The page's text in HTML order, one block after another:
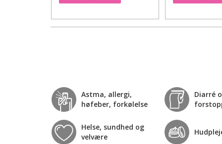
Astma, allergi,
høfeber, forkølelse
Diarré
Helse, sundhed og
velvære